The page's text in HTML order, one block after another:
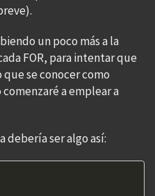
un poco más a la
FOR, para intentar que
se conocer como
comenzaré a emplear a
debería ser algo así: